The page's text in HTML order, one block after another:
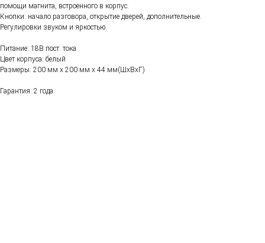
помощи магнита, встроенного в корпус.
Кнопки: начало разговора, открытие дверей, дополнительные.
Регулировки звуком и яркостью.
Питание: 18В пост. тока
Цвет корпуса: белый
Размеры: 200 мм х 200 мм х 44 мм(ШхВхГ)
Гарантия: 2 года